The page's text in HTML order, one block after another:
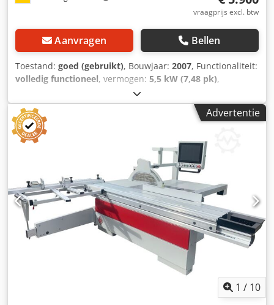
vraagprijs excl. btw
Aanvragen Bellen
Toestand: goed (gebruikt), Bouwjaar: 2007, Functionaliteit:
volledig functioneel, vermogen: 5,5 kW (7,48 pk),
1.000 mm, zaagblad diameter:
mm, hellingsverstelling van het zaagblad:45 °, Uitrusting:
CE-markering, documentatie / handleiding,
zaagbladbescherming
opslag van 20 programma's; dubbele roltafel 3000 mm;
snijbreedte 1000 mm; snijhoogte 200 mm; tafelverlenging
840 mm; drie toerentallen mogelijk: 3, 4, 5 omw/min.
Dksdey Nyuaspfx Adyor
Advertentie
1 / 10